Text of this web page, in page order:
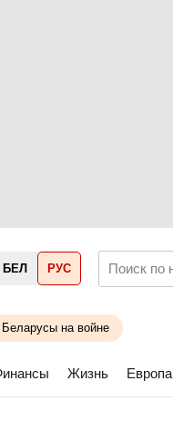
БЕЛ РУС
Беларусы на войне
Жизнь Европа